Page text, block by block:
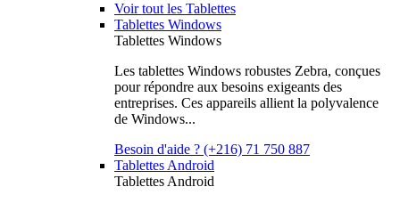
Voir tout les Tablettes
Tablettes Windows
Tablettes Windows
Les tablettes Windows robustes Zebra, conçues
pour répondre aux besoins exigeants des
entreprises. Ces appareils allient la polyvalence
de Windows...
Besoin d'aide ? (+216) 71 750 887
Tablettes Android
Tablettes Android